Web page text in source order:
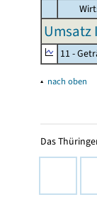
Umsatz
11 -
▴ nach oben
Das